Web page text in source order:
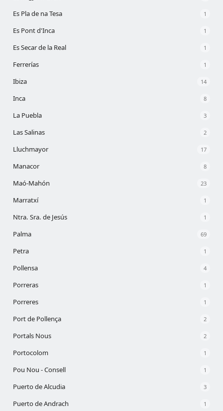
Es Pla de na Tesa 1
Es Pont d'Inca 1
Es Secar de la Real 1
Ferrerías 1
Ibiza 14
Inca 8
La Puebla 3
Las Salinas 2
Lluchmayor 17
Manacor 8
Maó-Mahón 23
Marratxí 1
Ntra. Sra. de Jesús 1
Palma 69
Petra 1
Pollensa 4
Porreras 1
Porreres 1
Port de Pollença 2
Portals Nous 2
Portocolom 1
Pou Nou - Consell 1
Puerto de Alcudia 3
Puerto de Andrach 1